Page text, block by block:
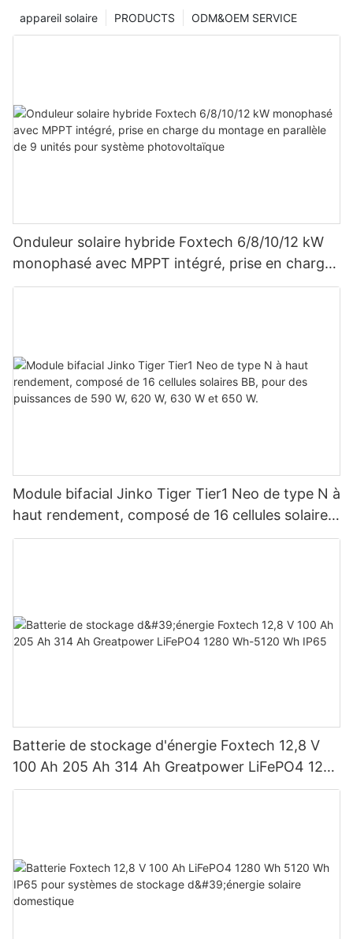
ODM&OEM SERVICE
PRODUCTS
appareil solaire
Onduleur solaire hybride Foxtech 6/8/10/12 kW
monophasé avec MPPT intégré, prise en charge
du montage en parallèle de 9 unités pour
Module bifacial Jinko Tiger Tier1 Neo de type N à
haut rendement, composé de 16 cellules solaires
BB, pour des puissances de 590 W, 620 W, 630
Batterie de stockage d'énergie Foxtech 12,8 V
100 Ah 205 Ah 314 Ah Greatpower LiFePO4 1280
Wh-5120 Wh IP65